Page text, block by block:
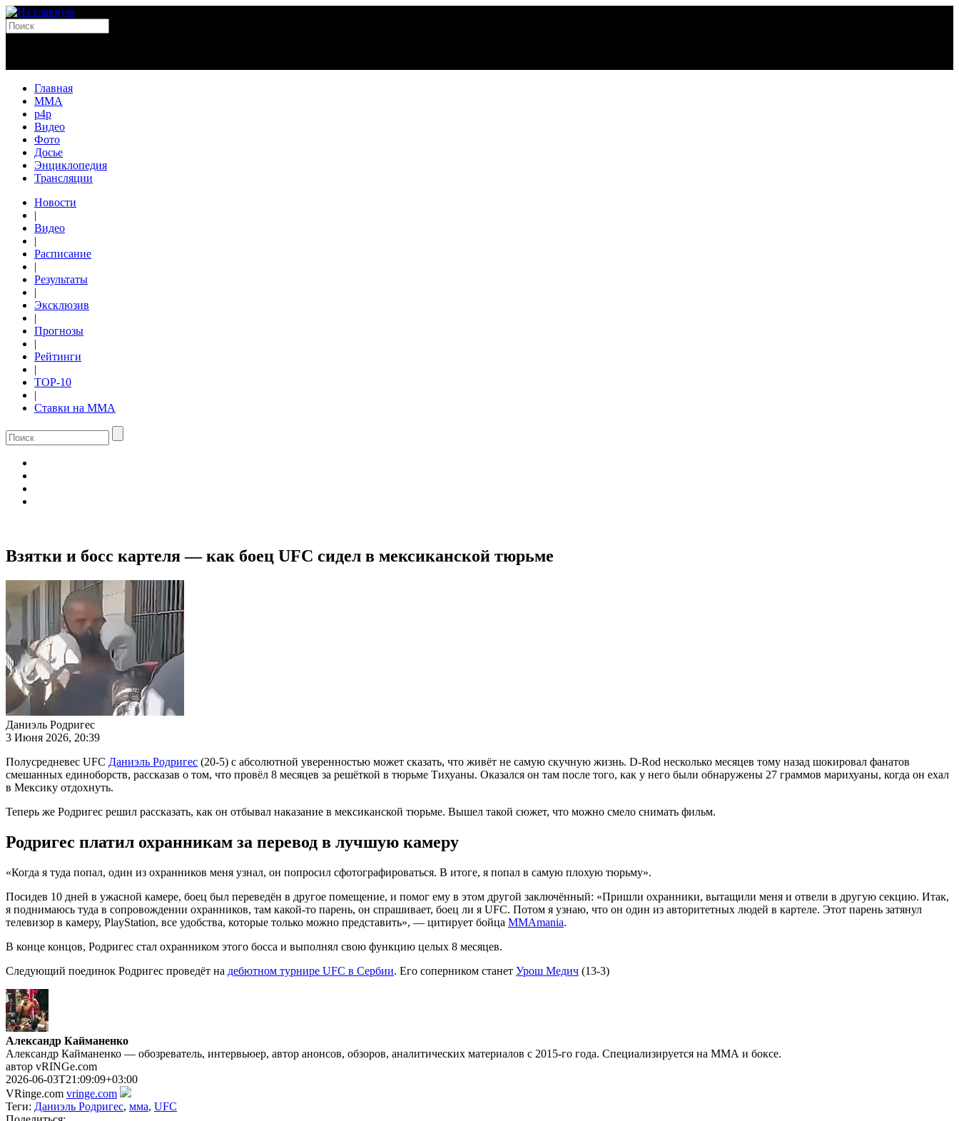
Главная
MMA
p4p
Видео
Фото
Досье
Энциклопедия
Трансляции
Новости
|
Видео
|
Расписание
|
Результаты
|
Эксклюзив
|
Прогнозы
|
Рейтинги
|
TOP-10
|
Ставки на ММА
Взятки и босс картеля — как боец UFC сидел в мексиканской тюрьме
Даниэль Родригес
3 Июня 2026, 20:39
Полусредневес UFC Даниэль Родригес (20-5) с абсолютной уверенностью может сказать, что живёт не самую скучную жизнь. D-Rod несколько месяцев тому назад шокировал фанатов
смешанных единоборств, рассказав о том, что провёл 8 месяцев за решёткой в тюрьме Тихуаны. Оказался он там после того, как у него были обнаружены 27 граммов марихуаны, когда он ехал
в Мексику отдохнуть.
Теперь же Родригес решил рассказать, как он отбывал наказание в мексиканской тюрьме. Вышел такой сюжет, что можно смело снимать фильм.
Родригес платил охранникам за перевод в лучшую камеру
«Когда я туда попал, один из охранников меня узнал, он попросил сфотографироваться. В итоге, я попал в самую плохую тюрьму».
Посидев 10 дней в ужасной камере, боец был переведён в другое помещение, и помог ему в этом другой заключённый: «Пришли охранники, вытащили меня и отвели в другую секцию. Итак,
я поднимаюсь туда в сопровождении охранников, там какой-то парень, он спрашивает, боец ли я UFC. Потом я узнаю, что он один из авторитетных людей в картеле. Этот парень затянул
телевизор в камеру, PlayStation, все удобства, которые только можно представить», — цитирует бойца MMAmania.
В конце концов, Родригес стал охранником этого босса и выполнял свою функцию целых 8 месяцев.
Следующий поединок Родригес проведёт на дебютном турнире UFC в Сербии. Его соперником станет Урош Медич (13-3)
Александр Кайманенко
Александр Кайманенко — обозреватель, интервьюер, автор анонсов, обзоров, аналитических материалов с 2015-го года. Специализируется на ММА и боксе.
автор vRINGe.com
2026-06-03T21:09:09+03:00
VRinge.com vringe.com
Теги: Даниэль Родригес, мма, UFC